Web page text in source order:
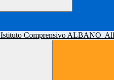
Istituto Comprensivo ALBANO